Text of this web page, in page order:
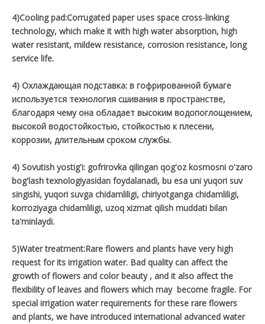
4)Cooling pad:Corrugated paper uses space cross-linking
technology, which make it with high water absorption, high
water resistant, mildew resistance, corrosion resistance, long
service life.
4) Охлаждающая подставка: в гофрированной бумаге
используется технология сшивания в пространстве,
благодаря чему она обладает высоким водопоглощением,
высокой водостойкостью, стойкостью к плесени,
коррозии, длительным сроком службы.
4) Sovutish yostig'i: gofrirovka qilingan qog'oz kosmosni o'zaro
bog'lash texnologiyasidan foydalanadi, bu esa uni yuqori suv
singishi, yuqori suvga chidamliligi, chiriyotganga chidamliligi,
korroziyaga chidamliligi, uzoq xizmat qilish muddati bilan
ta'minlaydi.
5)Water treatment:Rare flowers and plants have very high
request for its irrigation water. Bad quality can affect the
growth of flowers and color beauty , and it also affect the
flexibility of leaves and flowers which may become fragile. For
special irrigation water requirements for these rare flowers
and plants, we have introduced international advanced water